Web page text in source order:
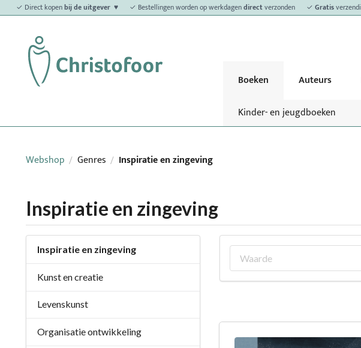
✓ Direct kopenbij de uitgever ♥ ✓ Bestellingen worden op werkdagendirectverzonden ✓ Gratis
Boeken Auteurs
Kinder- en jeugdboeken
Webshop / Genres / Inspiratie en zingeving
Inspiratie en zingeving
Inspiratie en zingeving
Kunst en creatie
Levenskunst
Organisatie ontwikkeling